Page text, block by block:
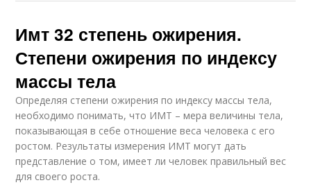
Имт 32 степень ожирения.
Степени ожирения по индексу
массы тела
Определяя степени ожирения по индексу массы тела,
необходимо понимать, что ИМТ – мера величины тела,
показывающая в себе отношение веса человека с его
ростом. Результаты измерения ИМТ могут дать
представление о том, имеет ли человек правильный вес
для своего роста.